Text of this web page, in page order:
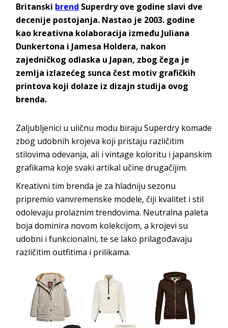
Britanski brend Superdry ove godine slavi dve
decenije postojanja. Nastao je 2003. godine
kao kreativna kolaboracija između Juliana
Dunkertona i Jamesa Holdera, nakon
zajedničkog odlaska u Japan, zbog čega je
zemlja izlazećeg sunca čest motiv grafičkih
printova koji dolaze iz dizajn studija ovog
brenda.
Zaljubljenici u uličnu modu biraju Superdry komade
zbog udobnih krojeva koji pristaju različitim
stilovima odevanja, ali i vintage koloritu i japanskim
grafikama koje svaki artikal učine drugačijim.
Kreativni tim brenda je za hladniju sezonu
pripremio vanvremenske modele, čiji kvalitet i stil
odolevaju prolaznim trendovima. Neutralna paleta
boja dominira novom kolekcijom, a krojevi su
udobni i funkcionalni, te se lako prilagođavaju
različitim outfitima i prilikama.